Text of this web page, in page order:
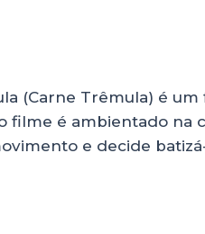
(Carne Trêmula) é
é ambientado na
e decide